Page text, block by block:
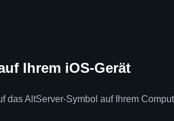
Ihrem iOS-Gerät
AltServer-Symbol auf Ihrem